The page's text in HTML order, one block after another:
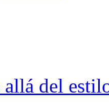
allá del